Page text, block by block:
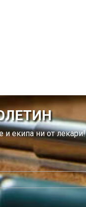
и екипа ни от лекари!